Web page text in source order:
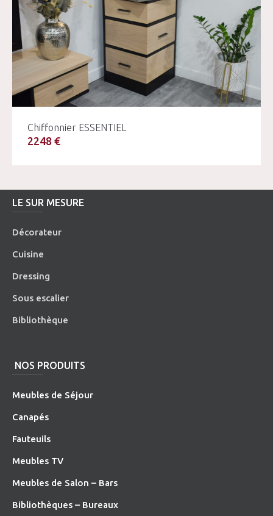
Chiffonnier ESSENTIEL
2248 €
LE SUR MESURE
Décorateur
Cuisine
Dressing
Sous escalier
Bibliothèque
NOS PRODUITS
Meubles de Séjour
Canapés
Fauteuils
Meubles TV
Meubles de Salon – Bars
Bibliothèques – Bureaux